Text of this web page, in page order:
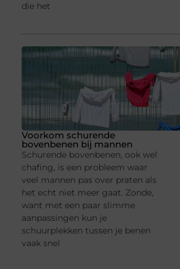
die het
Voorkom schurende
bovenbenen bij mannen
Schurende bovenbenen, ook wel
chafing, is een probleem waar
veel mannen pas over praten als
het echt niet meer gaat. Zonde,
want met een paar slimme
aanpassingen kun je
schuurplekken tussen je benen
vaak snel